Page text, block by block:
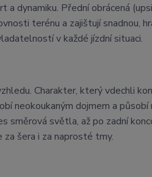
dynamiku. Přední obrácená
terénu a zajištují snadnou,
v každé jízdní situaci.
Charakter, který vdechli
neokoukaným dojmem a
směrová světla, až po zadní
šera i za naprosté tmy.